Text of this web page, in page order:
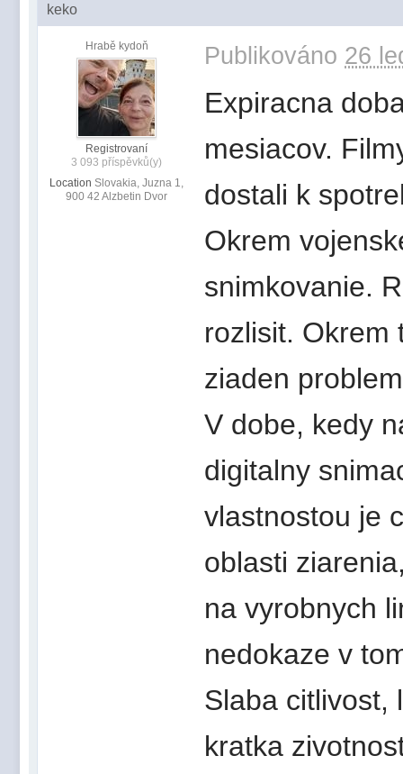
keko
Hrabě kydoň
Registrovaní
3 093 příspěvků(y)
Location Slovakia, Juzna 1,
900 42 Alzbetin Dvor
Publikováno 26
Expiracna
mesiacov.
dostali k
Okrem
snimkovanie.
rozlisit. Okrem
ziaden
V dobe, kedy
digitalny
vlastnostou je
oblasti
na vyrobnych
nedokaze v
Slaba citlivost,
kratka